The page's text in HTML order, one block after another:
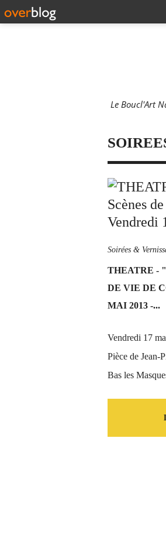
Le Boucl'Art
Soirées &
THEATRE -
DE VIE DE
MAI 2013 -...
Vendredi 17
Pièce de Jean-
Bas les